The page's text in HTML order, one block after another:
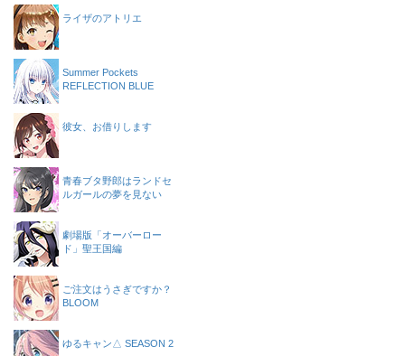
ライザのアトリエ
Summer Pockets
REFLECTION BLUE
彼女、お借りします
青春ブタ野郎はランドセ
ルガールの夢を見ない
劇場版「オーバーロー
ド」聖王国編
ご注文はうさぎですか？
BLOOM
ゆるキャン△ SEASON 2